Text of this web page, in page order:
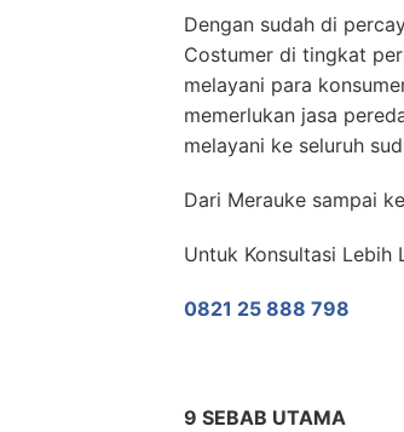
Dengan sudah di
Costumer di tingkat
melayani para
memerlukan jasa
melayani ke seluruh
Dari Merauke sampai
Untuk Konsultasi Lebih
0821 25 888 798
9 SEBAB UTAMA